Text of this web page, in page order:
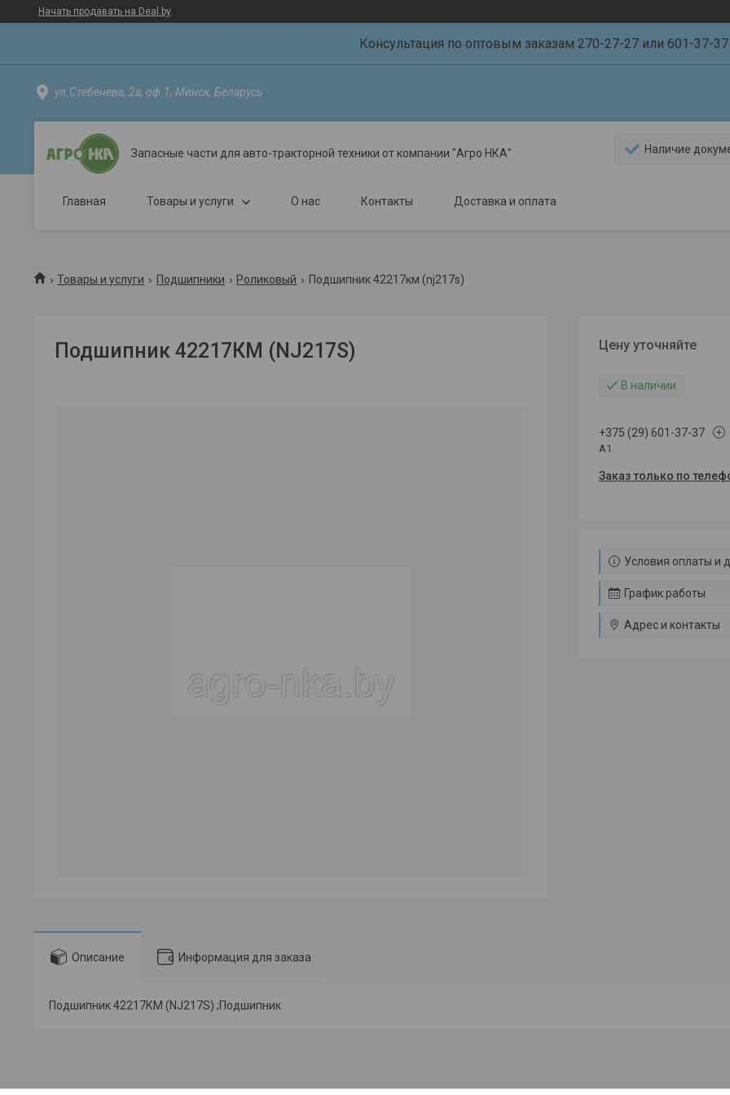
Начать продавать на Deal.by
Консультация по оптовым заказам 270-27-27 или 601-37-37
ул.Стебенева, 2а, оф.1, Минск, Беларусь
Запасные части для авто-тракторной техники от компании "Агро НКА" Наличие
Главная Товары и услуги О нас Контакты Доставка и оплата
Товары и услуги Подшипники Роликовый Подшипник 42217км (nj217s)
Подшипник 42217КМ (NJ217S) Цену уточняйте
В наличии
+375 (29) 601-37-37
A1
Заказ только по
Условия оплаты и
График работы
Адрес и контакты
Описание Информация для заказа
Подшипник 42217КМ (NJ217S) ;Подшипник